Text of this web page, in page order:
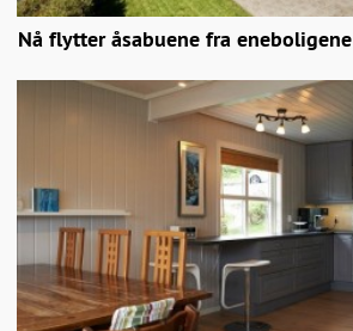
Nå flytter åsabuene fra eneboligene